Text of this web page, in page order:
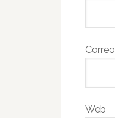
Web